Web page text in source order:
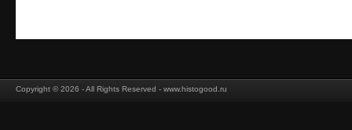
Copyright © 2026 - All Rights Reserved - www.histogood.ru